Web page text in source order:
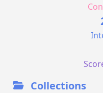
Collections